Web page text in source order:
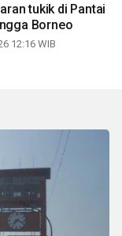
tukik di Pantai
Borneo
12:16 WIB